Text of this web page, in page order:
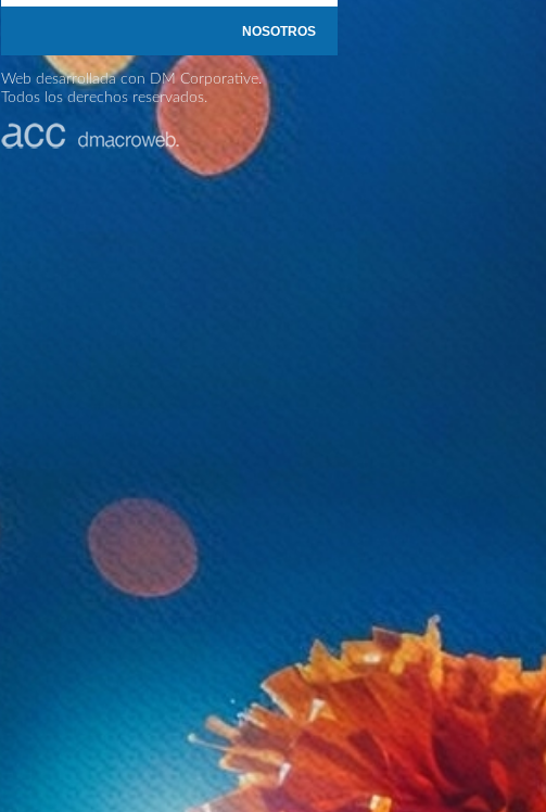
NOSOTROS
Web desarrollada con DM Corporative.
Todos los derechos reservados.